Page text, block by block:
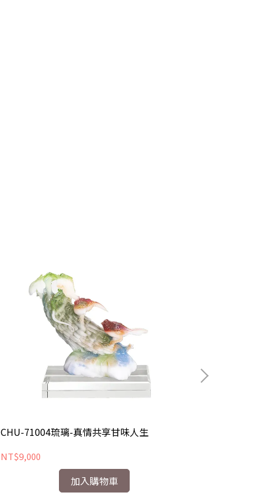
CHU-71004琉璃-真情共享甘味人生
NT$9,000
加入購物車